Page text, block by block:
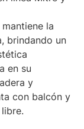
la
brindando un
en su
y
con balcón y